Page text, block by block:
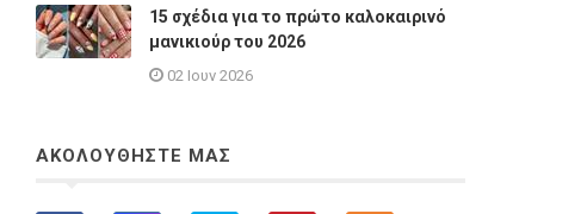
15 σχέδια για το πρώτο καλοκαιρινό
μανικιούρ του 2026
02 Ιουν 2026
ΑΚΟΛΟΥΘΗΣΤΕ ΜΑΣ